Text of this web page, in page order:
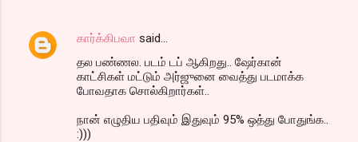
கார்க்கிபவா said…
தல பண்ணல. படம் டப் ஆகிறது.. ஷேர்கான்
காட்சிகள் மட்டும் அர்ஜுனை வைத்து படமாக்க
போவதாக சொல்கிறார்கள்..
நான் எழுதிய பதிவும் இதுவும் 95% ஒத்து போதுங்க..
:)))